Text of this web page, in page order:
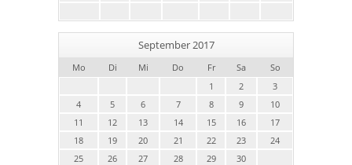
September 2017
Mo Di Mi Do Fr Sa
So
1
2
3
4
5 6 7 8 9
10
11
12 13 14 15 16
17
18
19 20 21 22 23
24
25
26 27 28 29 30